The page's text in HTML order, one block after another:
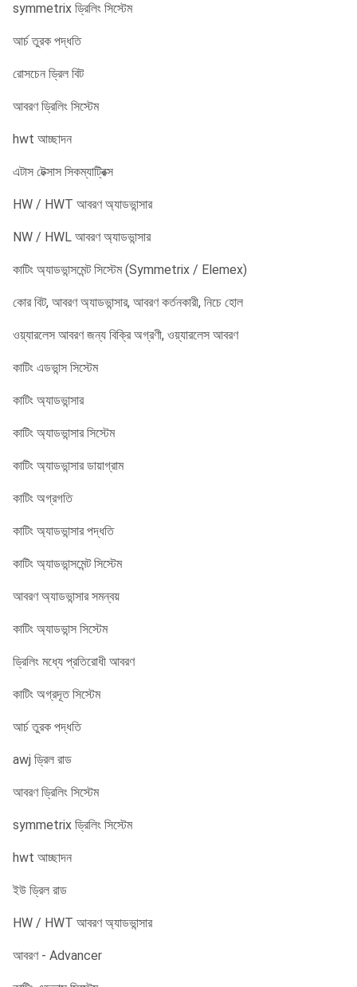
symmetrix ড্রিলিং সিস্টেম
আর্চ তুরক পদ্ধতি
রোসচেন ড্রিল বিট
আবরণ ড্রিলিং সিস্টেম
hwt আচ্ছাদন
এটাস টেক্সাস সিকম্যাট্রিক্স
HW / HWT আবরণ অ্যাডভান্সার
NW / HWL আবরণ অ্যাডভান্সার
কাটিং অ্যাডভান্সমেন্ট সিস্টেম (Symmetrix / Elemex)
কোর বিট, আবরণ অ্যাডভান্সার, আবরণ কর্তনকারী, নিচে হোল
ওয়্যারলেস আবরণ জন্য বিক্রি অগ্রণী, ওয়্যারলেস আবরণ
কাটিং এডভান্স সিস্টেম
কাটিং অ্যাডভান্সার
কাটিং অ্যাডভান্সার সিস্টেম
কাটিং অ্যাডভান্সার ডায়াগ্রাম
কাটিং অগ্রগতি
কাটিং অ্যাডভান্সার পদ্ধতি
কাটিং অ্যাডভান্সমেন্ট সিস্টেম
আবরণ অ্যাডভান্সার সমন্বয়
কাটিং অ্যাডভান্স সিস্টেম
ড্রিলিং মধ্যে প্রতিরোধী আবরণ
কাটিং অগ্রদূত সিস্টেম
আর্চ তুরক পদ্ধতি
awj ড্রিল রাড
আবরণ ড্রিলিং সিস্টেম
symmetrix ড্রিলিং সিস্টেম
hwt আচ্ছাদন
ইউ ড্রিল রাড
HW / HWT আবরণ অ্যাডভান্সার
আবরণ - Advancer